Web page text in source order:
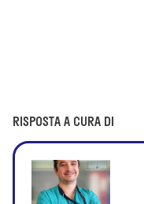
RISPOSTA A CURA DI